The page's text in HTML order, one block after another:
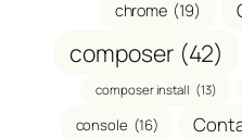
chrome (19)
composer (42)
composer install (13)
console (16)